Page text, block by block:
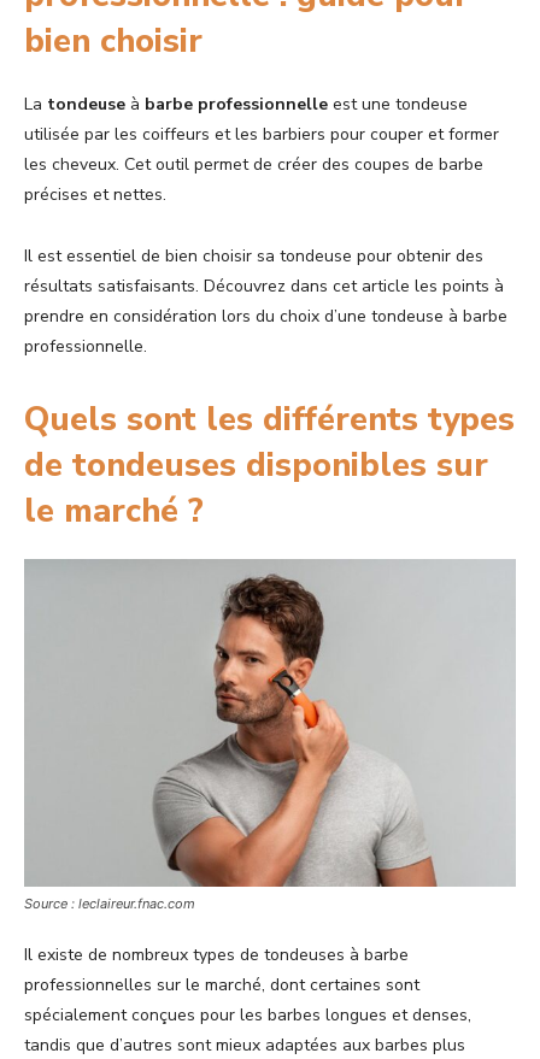
bien choisir
La tondeuse à barbe professionnelle est une tondeuse
utilisée par les coiffeurs et les barbiers pour couper et former
les cheveux. Cet outil permet de créer des coupes de barbe
précises et nettes.
Il est essentiel de bien choisir sa tondeuse pour obtenir des
résultats satisfaisants. Découvrez dans cet article les points à
prendre en considération lors du choix d’une tondeuse à barbe
professionnelle.
Quels sont les différents types
de tondeuses disponibles sur
le marché ?
Source : leclaireur.fnac.com
Il existe de nombreux types de tondeuses à barbe
professionnelles sur le marché, dont certaines sont
spécialement conçues pour les barbes longues et denses,
tandis que d’autres sont mieux adaptées aux barbes plus